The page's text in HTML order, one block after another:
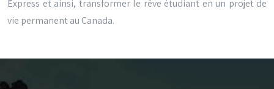
Express et ainsi, transformer le rêve étudiant en un projet de
vie permanent au Canada.